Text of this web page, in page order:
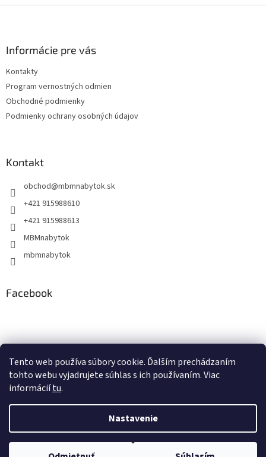
Tento web používa súbory cookie. Ďalším prechádzaním
tohto webu vyjadrujete súhlas s ich používaním. Viac
informáciítu.
Nastavenie
Informácie pre vás
Kontakty
Program vernostných odmien
Obchodné podmienky
Podmienky ochrany osobných údajov
Kontakt
obchod@mbmnabytok.sk
+421 915988610
+421 915988613
MBMnabytok
mbmnabytok
Facebook
0KS / €0
Vytvoril Shoptet &